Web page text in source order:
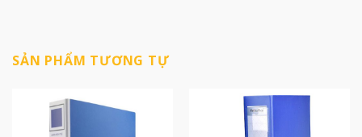
SẢN PHẨM TƯƠNG TỰ